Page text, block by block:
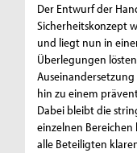
Der Entwurf der
Sicherheitskonzept
und liegt nun in
Überlegungen
hin zu einem
Dabei bleibt die
einzelnen
alle Beteiligten